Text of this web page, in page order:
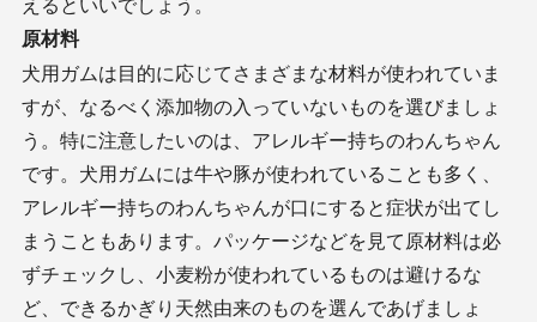
えるといいでしょう。
原材料
犬用ガムは目的に応じてさまざまな材料が使われていま
すが、なるべく添加物の入っていないものを選びましょ
う。特に注意したいのは、アレルギー持ちのわんちゃん
です。犬用ガムには牛や豚が使われていることも多く、
アレルギー持ちのわんちゃんが口にすると症状が出てし
まうこともあります。パッケージなどを見て原材料は必
ずチェックし、小麦粉が使われているものは避けるな
ど、できるかぎり天然由来のものを選んであげましょ